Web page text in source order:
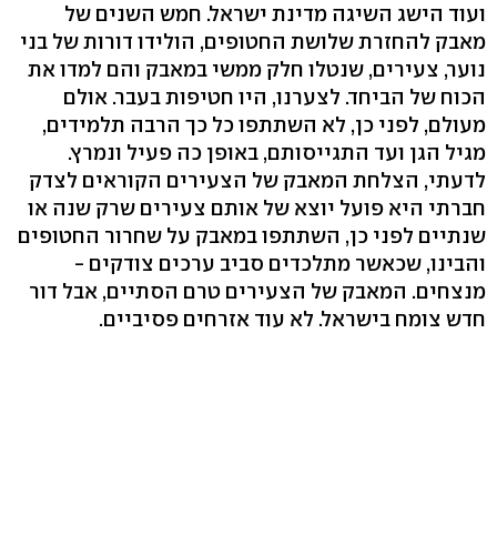
ועוד הישג השיגה מדינת ישראל. חמש השנים של
מאבק להחזרת שלושת החטופים, הולידו דורות של בני
נוער, צעירים, שנטלו חלק ממשי במאבק והם למדו את
הכוח של הביחד. לצערנו, היו חטיפות בעבר. אולם
מעולם, לפני כן, לא השתתפו כל כך הרבה תלמידים,
מגיל הגן ועד התגייסותם, באופן כה פעיל ונמרץ.
לדעתי, הצלחת המאבק של הצעירים הקוראים לצדק
חברתי היא פועל יוצא של אותם צעירים שרק שנה או
שנתיים לפני כן, השתתפו במאבק על שחרור החטופים
והבינו, שכאשר מתלכדים סביב ערכים צודקים -
מנצחים. המאבק של הצעירים טרם הסתיים, אבל דור
חדש צומח בישראל. לא עוד אזרחים פסיביים.